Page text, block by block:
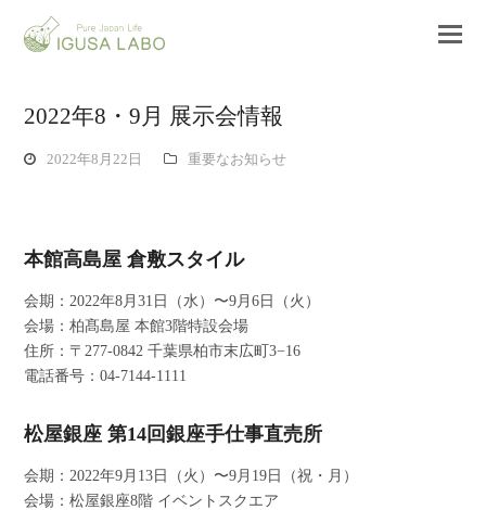
2022年8・9月 展示会情報
2022年8月22日 重要なお知らせ
本館高島屋 倉敷スタイル
会期：2022年8月31日（水）〜9月6日（火）
会場：柏髙島屋 本館3階特設会場
住所：〒277-0842 千葉県柏市末広町3−16
電話番号：04-7144-1111
松屋銀座 第14回銀座手仕事直売所
会期：2022年9月13日（火）〜9月19日（祝・月）
会場：松屋銀座8階 イベントスクエア